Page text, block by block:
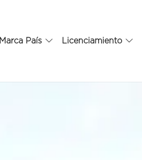
Marca País Licenciamiento